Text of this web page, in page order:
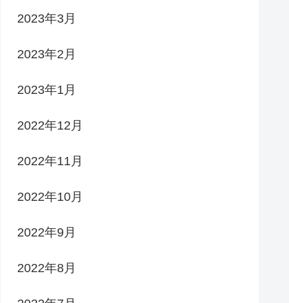
2023年3月
2023年2月
2023年1月
2022年12月
2022年11月
2022年10月
2022年9月
2022年8月